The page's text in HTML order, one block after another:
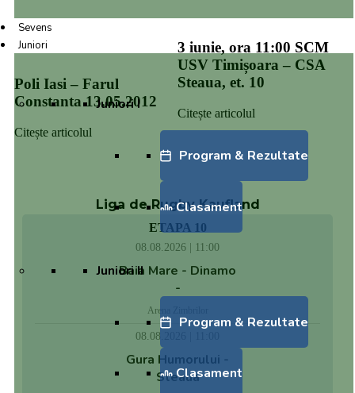
Sevens
Juniori
Juniori I
Program & Rezultate
Clasament
Juniori II
Program & Rezultate
Clasament
Poli Iasi – Farul
Constanta 13.05.2012
Citește articolul
3 iunie, ora 11:00 SCM
USV Timișoara – CSA
Steaua, et. 10
Citește articolul
Liga de Rugby Kaufland
ETAPA 10
08.08.2026 | 11:00
Baia Mare - Dinamo
-
Arena Zimbrilor
08.08.2026 | 11:00
Gura Humorului -
Steaua